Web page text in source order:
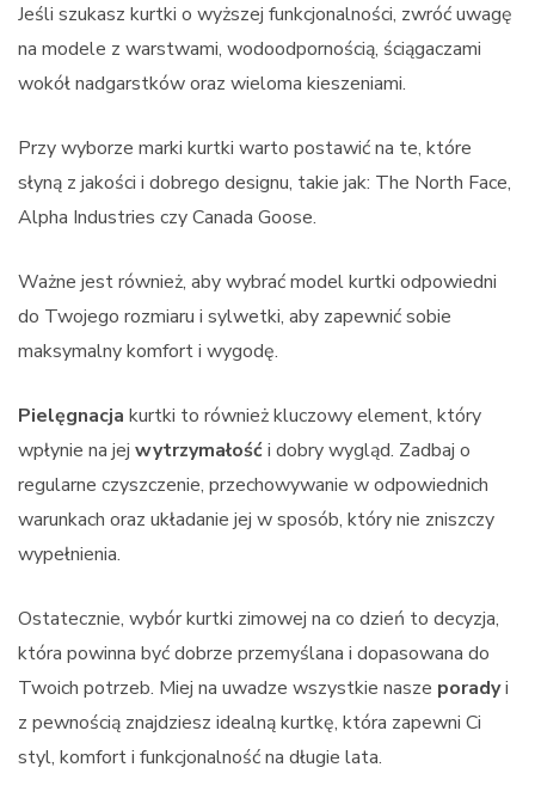
Jeśli szukasz kurtki o wyższej funkcjonalności, zwróć uwagę
na modele z warstwami, wodoodpornością, ściągaczami
wokół nadgarstków oraz wieloma kieszeniami.
Przy wyborze marki kurtki warto postawić na te, które
słyną z jakości i dobrego designu, takie jak: The North Face,
Alpha Industries czy Canada Goose.
Ważne jest również, aby wybrać model kurtki odpowiedni
do Twojego rozmiaru i sylwetki, aby zapewnić sobie
maksymalny komfort i wygodę.
Pielęgnacja kurtki to również kluczowy element, który
wpłynie na jej wytrzymałośći dobry wygląd. Zadbaj o
regularne czyszczenie, przechowywanie w odpowiednich
warunkach oraz układanie jej w sposób, który nie zniszczy
wypełnienia.
Ostatecznie, wybór kurtki zimowej na co dzień to decyzja,
która powinna być dobrze przemyślana i dopasowana do
Twoich potrzeb. Miej na uwadze wszystkie nasze poradyi
z pewnością znajdziesz idealną kurtkę, która zapewni Ci
styl, komfort i funkcjonalność na długie lata.